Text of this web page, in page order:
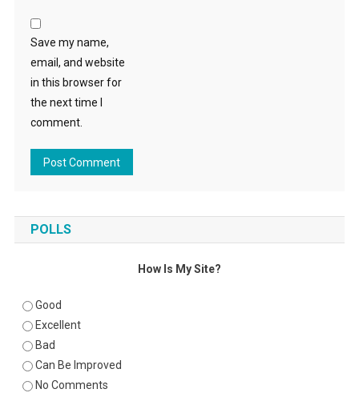
Save my name,
email, and website
in this browser for
the next time I
comment.
POLLS
How Is My Site?
Good
Excellent
Bad
Can Be Improved
No Comments